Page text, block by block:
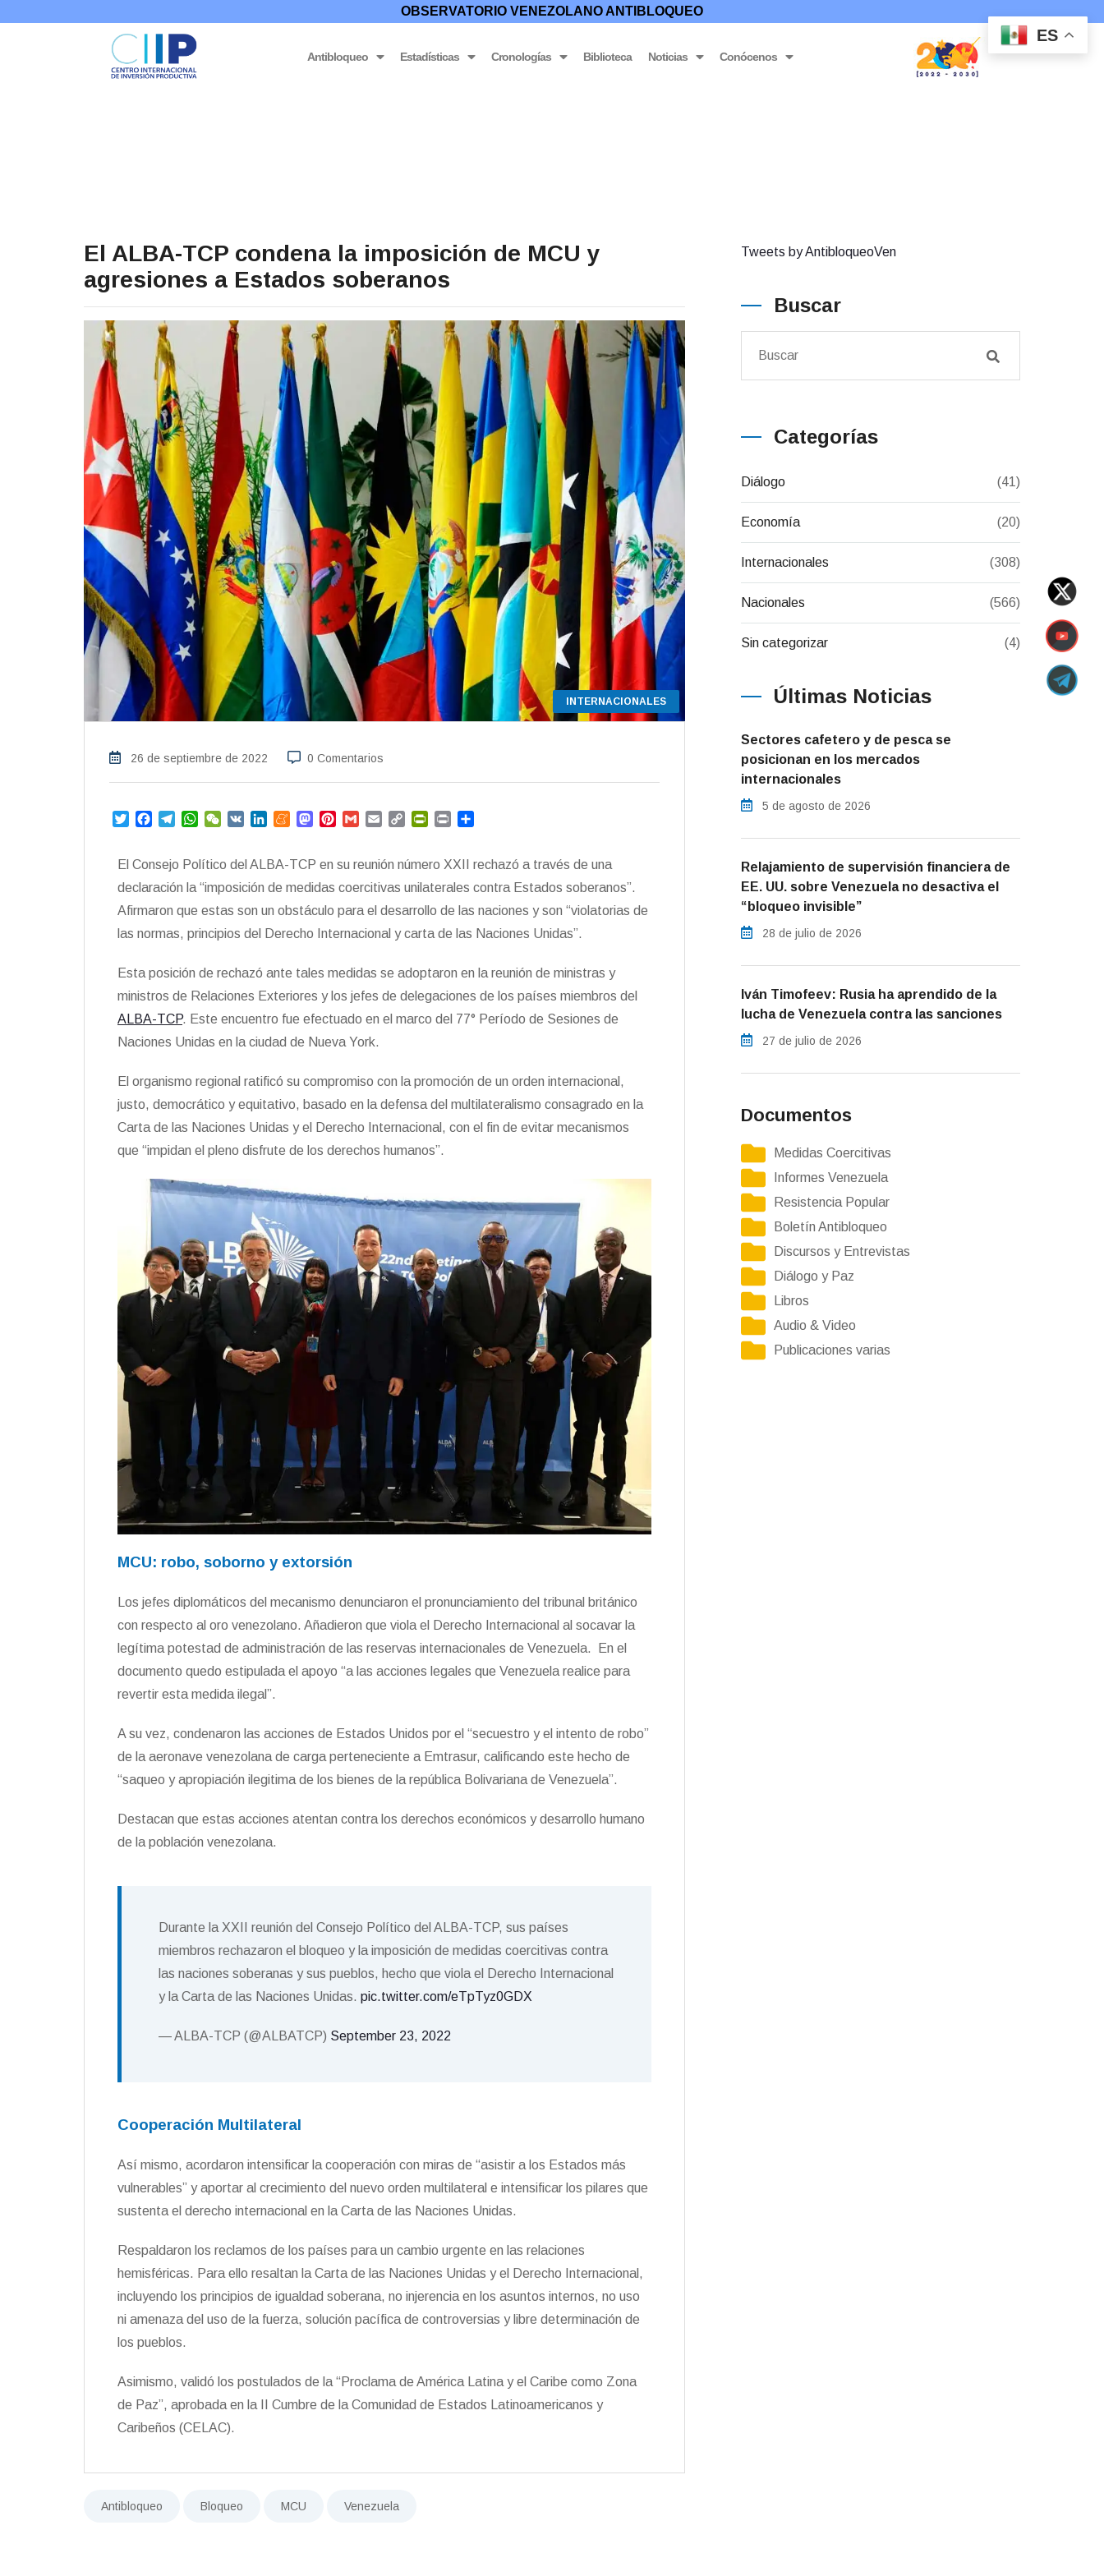
OBSERVATORIO VENEZOLANO ANTIBLOQUEO
Antibloqueo Estadísticas Cronologías Biblioteca Noticias Conócenos
El ALBA-TCP condena la imposición de MCU y
agresiones a Estados soberanos
INTERNACIONALES
26 de septiembre de 2022 0 Comentarios
T
t
t
r
e
b
o
k
e
g
a
m
W
t
s
p
p
W
h
a
k
e
I
n
M
e
a
e
M
t
o
o
t
e
e
s
G
i
l
i
l
y
L
n
k
n
t
r
i
n
l
y
n
t
p
a
t
El Consejo Político del ALBA-TCP en su reunión número XXII rechazó a través de una
declaración la “imposición de medidas coercitivas unilaterales contra Estados soberanos”.
Afirmaron que estas son un obstáculo para el desarrollo de las naciones y son “violatorias de
las normas, principios del Derecho Internacional y carta de las Naciones Unidas”.
Esta posición de rechazó ante tales medidas se adoptaron en la reunión de ministras y
ministros de Relaciones Exteriores y los jefes de delegaciones de los países miembros del
ALBA-TCP. Este encuentro fue efectuado en el marco del 77° Período de Sesiones de
Naciones Unidas en la ciudad de Nueva York.
El organismo regional ratificó su compromiso con la promoción de un orden internacional,
justo, democrático y equitativo, basado en la defensa del multilateralismo consagrado en la
Carta de las Naciones Unidas y el Derecho Internacional, con el fin de evitar mecanismos
que “impidan el pleno disfrute de los derechos humanos”.
MCU: robo, soborno y extorsión
Los jefes diplomáticos del mecanismo denunciaron el pronunciamiento del tribunal británico
con respecto al oro venezolano. Añadieron que viola el Derecho Internacional al socavar la
legítima potestad de administración de las reservas internacionales de Venezuela. En el
documento quedo estipulada el apoyo “a las acciones legales que Venezuela realice para
revertir esta medida ilegal”.
A su vez, condenaron las acciones de Estados Unidos por el “secuestro y el intento de robo”
de la aeronave venezolana de carga perteneciente a Emtrasur, calificando este hecho de
“saqueo y apropiación ilegitima de los bienes de la república Bolivariana de Venezuela”.
Destacan que estas acciones atentan contra los derechos económicos y desarrollo humano
de la población venezolana.
Durante la XXII reunión del Consejo Político del ALBA-TCP, sus países
miembros rechazaron el bloqueo y la imposición de medidas coercitivas contra
las naciones soberanas y sus pueblos, hecho que viola el Derecho Internacional
y la Carta de las Naciones Unidas. pic.twitter.com/eTpTyz0GDX
— ALBA-TCP (@ALBATCP) September 23, 2022
Cooperación Multilateral
Así mismo, acordaron intensificar la cooperación con miras de “asistir a los Estados más
vulnerables” y aportar al crecimiento del nuevo orden multilateral e intensificar los pilares que
sustenta el derecho internacional en la Carta de las Naciones Unidas.
Respaldaron los reclamos de los países para un cambio urgente en las relaciones
hemisféricas. Para ello resaltan la Carta de las Naciones Unidas y el Derecho Internacional,
incluyendo los principios de igualdad soberana, no injerencia en los asuntos internos, no uso
ni amenaza del uso de la fuerza, solución pacífica de controversias y libre determinación de
los pueblos.
Asimismo, validó los postulados de la “Proclama de América Latina y el Caribe como Zona
de Paz”, aprobada en la II Cumbre de la Comunidad de Estados Latinoamericanos y
Caribeños (CELAC).
Antibloqueo Bloqueo MCU Venezuela
Tweets by AntibloqueoVen
Buscar
Categorías
Diálogo (41)
Economía (20)
Internacionales (308)
Nacionales (566)
Sin categorizar (4)
Últimas Noticias
Sectores cafetero y de pesca se
posicionan en los mercados
internacionales
5 de agosto de 2026
Relajamiento de supervisión financiera de
EE. UU. sobre Venezuela no desactiva el
“bloqueo invisible”
28 de julio de 2026
Iván Timofeev: Rusia ha aprendido de la
lucha de Venezuela contra las sanciones
27 de julio de 2026
Documentos
Medidas Coercitivas
Informes Venezuela
Resistencia Popular
Boletín Antibloqueo
Discursos y Entrevistas
Diálogo y Paz
Libros
Audio & Video
Publicaciones varias
ES